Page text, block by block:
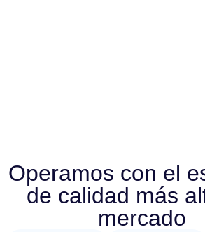
Operamos con el
de calidad más
mercado